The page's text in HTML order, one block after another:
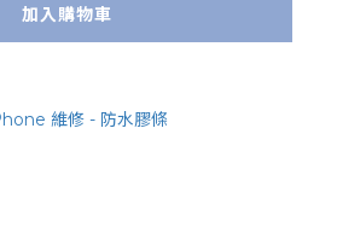
加入購物車